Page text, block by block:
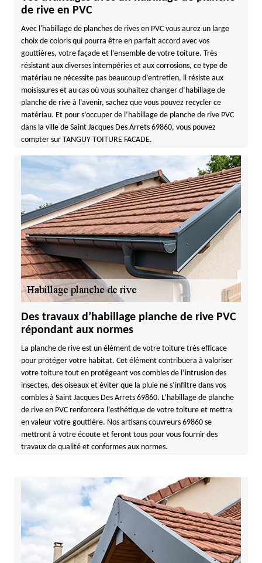
de rive en PVC
Avec l'habillage de planches de rives en PVC vous aurez un large
choix de coloris qui pourra être en parfait accord avec vos
gouttières, votre façade et l’ensemble de votre toiture. Très
résistant aux diverses intempéries et aux corrosions, ce type de
matériau ne nécessite pas beaucoup d’entretien, il résiste aux
moisissures et au cas où vous souhaitez changer d’habillage de
planche de rive à l’avenir, sachez que vous pouvez recycler ce
matériau. Et pour s’occuper de l’habillage de planche de rive PVC
dans la ville de Saint Jacques Des Arrets 69860, vous pouvez
compter sur TANGUY TOITURE FACADE.
Des travaux d’habillage planche de rive PVC
répondant aux normes
La planche de rive est un élément de votre toiture très efficace
pour protéger votre habitat. Cet élément contribuera à valoriser
votre toiture tout en protégeant vos combles de l’intrusion des
insectes, des oiseaux et éviter que la pluie ne s’infiltre dans vos
combles à Saint Jacques Des Arrets 69860. L’habillage de planche
de rive en PVC renforcera l’esthétique de votre toiture et mettra
en valeur votre gouttière. Nos artisans couvreurs 69860 se
mettront à votre écoute et feront tous pour vous fournir des
travaux de qualité et conformes aux normes.